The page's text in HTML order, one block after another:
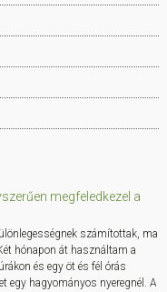
megfeledkezel a
számítottak, ma
hónapon át használtam a
és egy öt és fél órás
egy hagyományos nyeregnél. A